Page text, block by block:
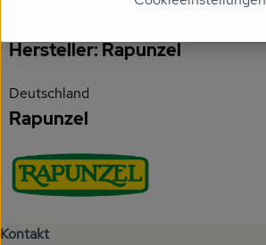
Hersteller: Rapunzel
Deutschland
Rapunzel
Kontakt